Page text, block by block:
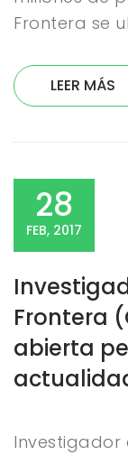
Frontera se
LEER MÁS
28
FEB, 2017
Frontera
abierta
Investigador